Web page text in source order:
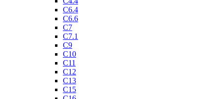
C6.4
C6.6
C7
C7.1
C9
C10
C11
C12
C13
C15